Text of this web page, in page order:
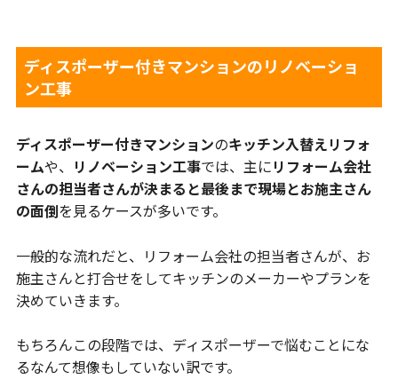
ディスポーザー付きマンションのリノベーショ
ン工事
ディスポーザー付きマンションのキッチン入替えリフォ
ームや、 リノベーション工事では、主にリフォーム会社
さんの担当者さんが決まると最後まで現場とお施主さん
の面倒を見るケースが多いです。
一般的な流れだと、リフォーム会社の担当者さんが、お
施主さんと打合せをしてキッチンのメーカーやプランを
決めていきます。
もちろんこの段階では、ディスポーザーで悩むことにな
るなんて想像もしていない訳です。